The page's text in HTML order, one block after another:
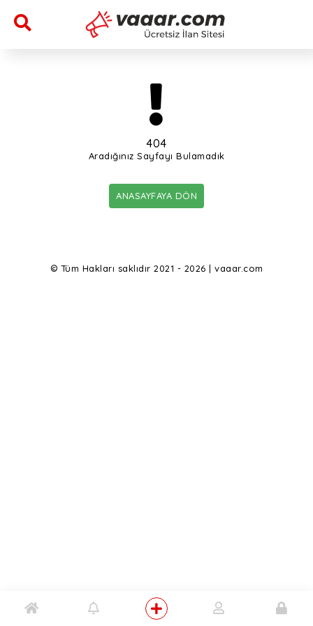
404
Aradığınız Sayfayı Bulamadık
ANASAYFAYA DÖN
© Tüm Hakları saklıdır 2021 - 2026 | vaaar.com